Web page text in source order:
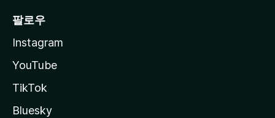
팔로우
Instagram
YouTube
TikTok
Bluesky